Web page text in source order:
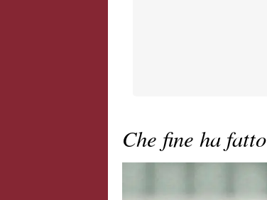
Che fine ha fatto